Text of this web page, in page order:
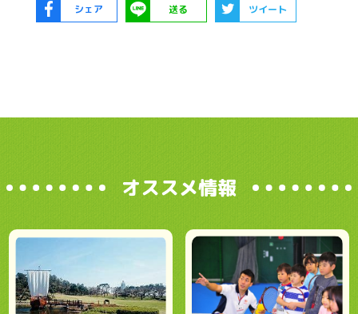
シェア 送る ツイート
オススメ情報